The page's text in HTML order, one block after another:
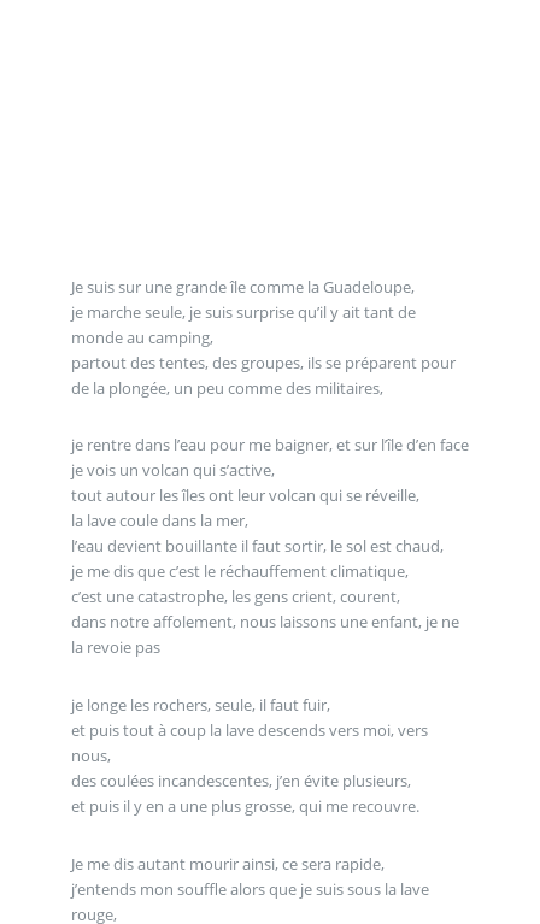
Je suis sur une grande île comme la Guadeloupe,
je marche seule, je suis surprise qu’il y ait tant de
monde au camping,
partout des tentes, des groupes, ils se préparent pour
de la plongée, un peu comme des militaires,
je rentre dans l’eau pour me baigner, et sur l’île d’en face
je vois un volcan qui s’active,
tout autour les îles ont leur volcan qui se réveille,
la lave coule dans la mer,
l’eau devient bouillante il faut sortir, le sol est chaud,
je me dis que c’est le réchauffement climatique,
c’est une catastrophe, les gens crient, courent,
dans notre affolement, nous laissons une enfant, je ne
la revoie pas
je longe les rochers, seule, il faut fuir,
et puis tout à coup la lave descends vers moi, vers
nous,
des coulées incandescentes, j’en évite plusieurs,
et puis il y en a une plus grosse, qui me recouvre.
Je me dis autant mourir ainsi, ce sera rapide,
j’entends mon souffle alors que je suis sous la lave
rouge,